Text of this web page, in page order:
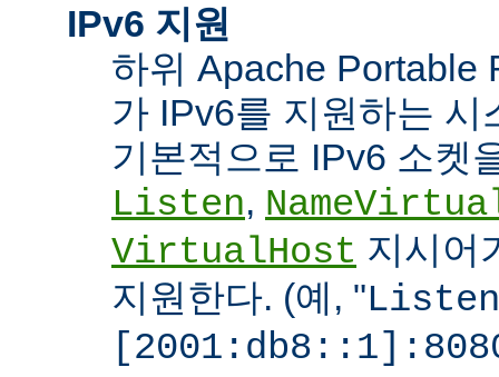
IPv6 지원
하위 Apache Portable
가 IPv6를 지원하는 시
기본적으로 IPv6 소켓
Listen,
VirtualHost 지시어
지원한다. (예, "Listen